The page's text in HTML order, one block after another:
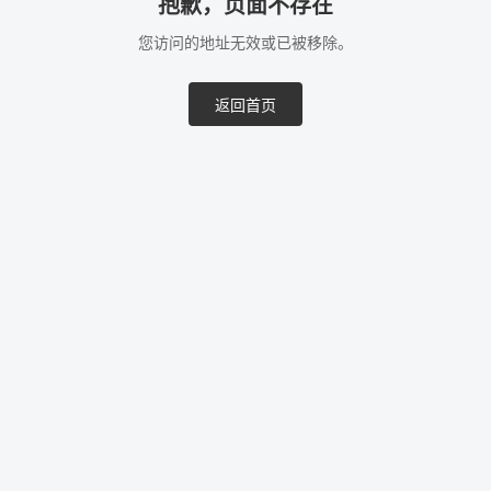
抱歉，页面不存在
您访问的地址无效或已被移除。
返回首页